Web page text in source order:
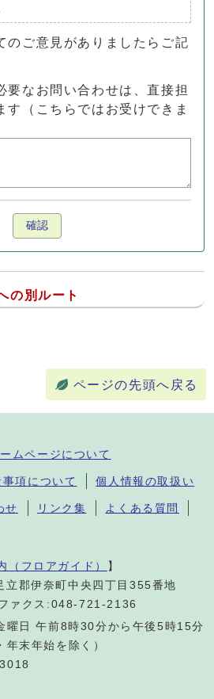
のご意見がありましたらご記
要なお問い合わせは、直接担
す（こちらではお受けできま
確認
の別ルート
ページの先頭へ戻る
ムページについて
項について 個人情報の取扱い
せ リンク集 よくある質問
（フロアガイド） 】
郡伊奈町中央四丁目355番地
ァクス:048-721-2136
曜日 午前8時30分から午後5時15分
年末年始を除く）